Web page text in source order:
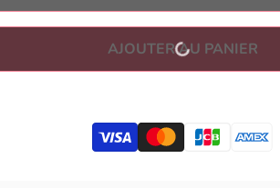
AJOUTER AU PANIER